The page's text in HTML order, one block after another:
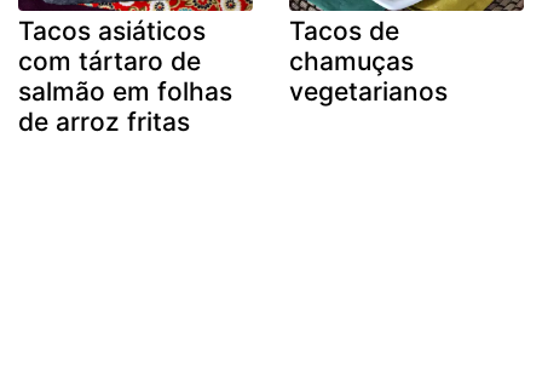
Tacos asiáticos
com tártaro de
salmão em folhas
de arroz fritas
Tacos de
chamuças
vegetarianos